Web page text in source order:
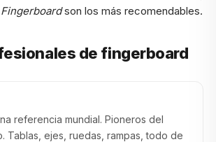
Fingerboardson los más recomendables.
de fingerboard
referencia mundial. Pioneros del
Tablas, ejes, ruedas, rampas, todo de